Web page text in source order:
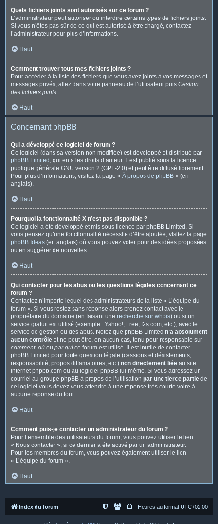
Quels fichiers joints sont autorisés sur ce forum ?
L’administrateur peut autoriser ou interdire certains types de fichiers joints.
Si vous n’êtes pas sûr de ce qui est autorisé à être chargé, contactez
l’administrateur pour plus d’informations.
Haut
Comment trouver tous mes fichiers joints ?
Pour accéder à la liste des fichiers que vous avez joints à vos messages et
messages privés, allez dans votre panneau de l’utilisateur puis Gestion
des fichiers joints.
Haut
Concernant phpBB
Qui a développé ce logiciel de forum ?
Ce logiciel (dans sa version non modifiée) est développé et distribué par
phpBB Limited , qui en a les droits d’auteur. Il est publié sous la licence
publique générale GNU version 2 (GPL-2.0) et peut être diffusé librement.
Pour plus d’informations, visitez la page « À propos de phpBB » (en
anglais).
Haut
Pourquoi la fonctionnalité X n’est pas disponible ?
Ce logiciel a été développé et mis sous licence par phpBB Limited. Si
vous pensez qu’une fonctionnalité nécessite d’être ajoutée, visitez la page
phpBB Ideas (en anglais) où vous pouvez voter pour des idées proposées
ou en suggérer de nouvelles.
Haut
Qui contacter pour les abus ou les questions légales concernant ce
forum ?
Contactez n’importe lequel des administrateurs de la liste « L’équipe du
forum ». Si vous restez sans réponse alors prenez contact avec le
propriétaire du domaine (en faisant une recherche sur whois) ou si un
service gratuit est utilisé (exemple : Yahoo!, Free, f2s.com, etc.), avec le
service de gestion ou des abus. Notez que phpBB Limited n’a absolument
aucun contrôle et ne peut être, en aucun cas, tenu pour responsable sur
comment, où ou par qui ce forum est utilisé. Il est inutile de contacter
phpBB Limited pour toute question légale (cessions et désistements,
responsabilité, propos diffamatoires, etc.) non directement liée au site
Internet phpbb.com ou au logiciel phpBB lui-même. Si vous adressez un
courriel au groupe phpBB à propos de l’utilisation par une tierce partie de
ce logiciel vous devez vous attendre à une réponse très courte voire à
aucune réponse du tout.
Haut
Comment puis-je contacter un administrateur du forum ?
Pour l’ensemble des utilisateurs du forum, vous pouvez utiliser le lien
« Nous contacter », si ce dernier a été activé par un administrateur.
Pour les membres du forum, vous pouvez également utiliser le lien
« L’équipe du forum ».
Haut
Index du forum Heures au format UTC+02:00